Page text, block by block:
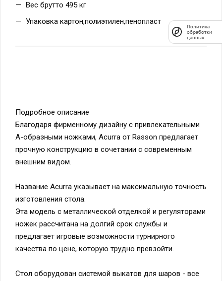
Вес брутто 495 кг
Упаковка картон,полиэтилен,пенопласт
Подробное описание
Благодаря фирменному дизайну с привлекательными
А-образными ножками, Acurra от Rasson предлагает
прочную конструкцию в сочетании с современным
внешним видом.
Название Acurra указывает на максимальную точность
изготовления стола.
Эта модель с металлической отделкой и регуляторами
ножек рассчитана на долгий срок службы и
предлагает игровые возможности турнирного
качества по цене, которую трудно превзойти.
Стол оборудован системой выкатов для шаров - все
Политика
обработки
данных